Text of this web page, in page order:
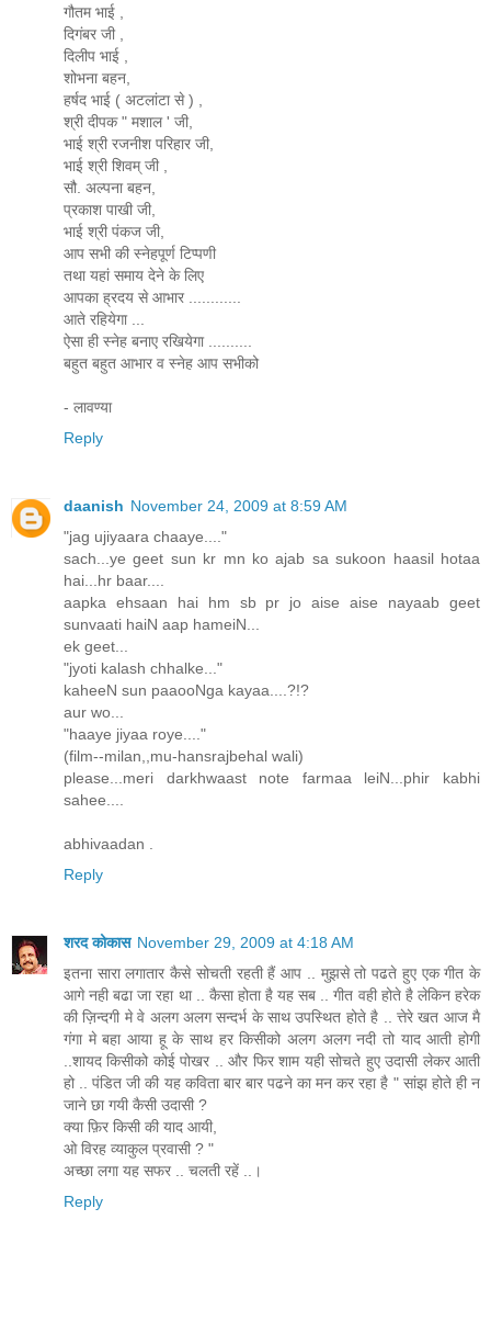
गौतम भाई ,
दिगंबर जी ,
दिलीप भाई ,
शोभना बहन,
हर्षद भाई ( अटलांटा से ) ,
श्री दीपक " मशाल ' जी,
भाई श्री रजनीश परिहार जी,
भाई श्री शिवम् जी ,
सौ. अल्पना बहन,
प्रकाश पाखी जी,
भाई श्री पंकज जी,
आप सभी की स्नेहपूर्ण टिप्पणी
तथा यहां समाय देने के लिए
आपका ह्रदय से आभार ............
आते रहियेगा ...
ऐसा ही स्नेह बनाए रखियेगा ..........
बहुत बहुत आभार व स्नेह आप सभीको
- लावण्या
Reply
daanish November 24, 2009 at 8:59 AM
"jag ujiyaara chaaye...."
sach...ye geet sun kr mn ko ajab sa sukoon haasil hotaa
hai...hr baar....
aapka ehsaan hai hm sb pr jo aise aise nayaab geet
sunvaati haiN aap hameiN...
ek geet...
"jyoti kalash chhalke..."
kaheeN sun paaooNga kayaa....?!?
aur wo...
"haaye jiyaa roye...."
(film--milan,,mu-hansrajbehal wali)
please...meri darkhwaast note farmaa leiN...phir kabhi
sahee....
abhivaadan .
Reply
शरद कोकास November 29, 2009 at 4:18 AM
इतना सारा लगातार कैसे सोचती रहती हैं आप .. मुझसे तो पढते हुए एक गीत के
आगे नही बढा जा रहा था .. कैसा होता है यह सब .. गीत वही होते है लेकिन हरेक
की ज़िन्दगी मे वे अलग अलग सन्दर्भ के साथ उपस्थित होते है .. त्तेरे खत आज मै
गंगा मे बहा आया हू के साथ हर किसीको अलग अलग नदी तो याद आती होगी
..शायद किसीको कोई पोखर .. और फिर शाम यही सोचते हुए उदासी लेकर आती
हो .. पंडित जी की यह कविता बार बार पढने का मन कर रहा है " सांझ होते ही न
जाने छा गयी कैसी उदासी ?
क्या फ़िर किसी की याद आयी,
ओ विरह व्याकुल प्रवासी ? "
अच्छा लगा यह सफर .. चलती रहें ..।
Reply